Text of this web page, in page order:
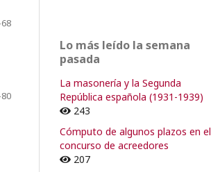
Lo más leído la semana
pasada
La masonería y la Segunda
República española (1931-1939)
243
Cómputo de algunos plazos en el
concurso de acreedores
207